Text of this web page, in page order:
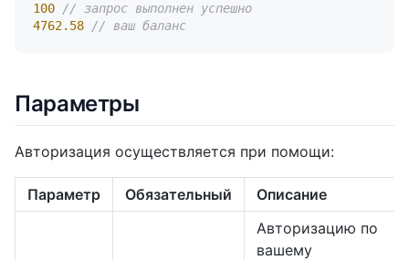
100
// запрос выполнен успешно
4762.58
// ваш баланс
Параметры
Авторизация осуществляется при помощи:
Параметр Обязательный Описание
Авторизацию по
вашему